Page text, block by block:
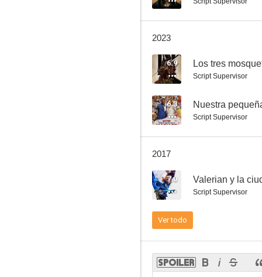
2023
6.9 Los tres
Script Supervisor
6.3 Nuestra
Script Supervisor
2017
7.0 Valerian y la
Script Supervisor
Ver todo